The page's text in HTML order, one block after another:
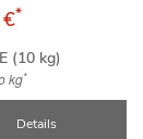
*
(10 kg)
kg*
Details